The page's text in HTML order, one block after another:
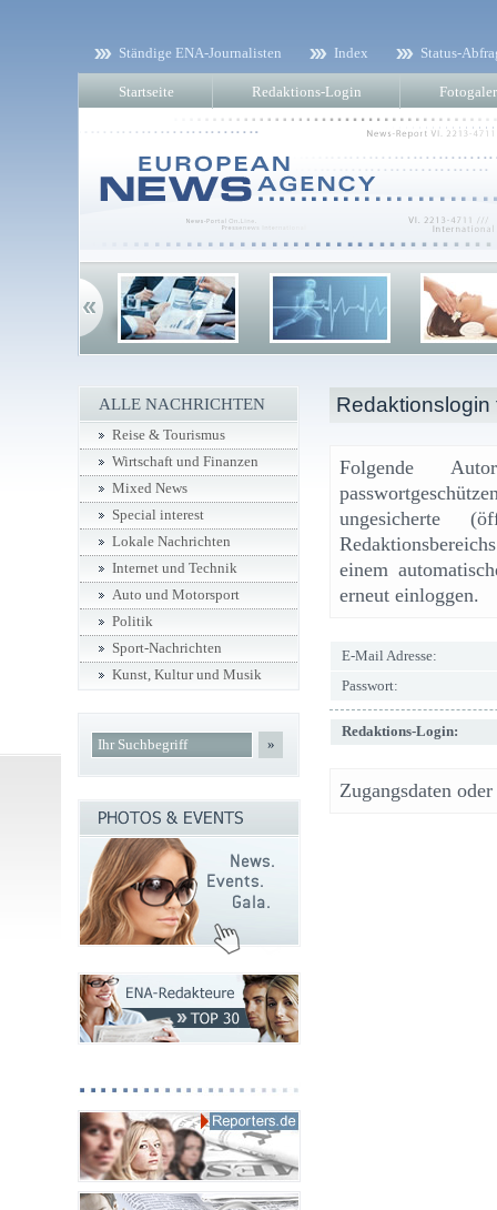
Ständige ENA-Journalisten Index Status-
Startseite Redaktions-Login
Redaktionslogin
Folgende
ungesicherte
einem
erneut einloggen.
E-Mail Adresse:
Passwort:
Redaktions-Login:
Zugangsdaten
ALLE NACHRICHTEN
Reise & Tourismus
Wirtschaft und Finanzen
Mixed News
Special interest
Lokale Nachrichten
Internet und Technik
Auto und Motorsport
Politik
Sport-Nachrichten
Kunst, Kultur und Musik
»